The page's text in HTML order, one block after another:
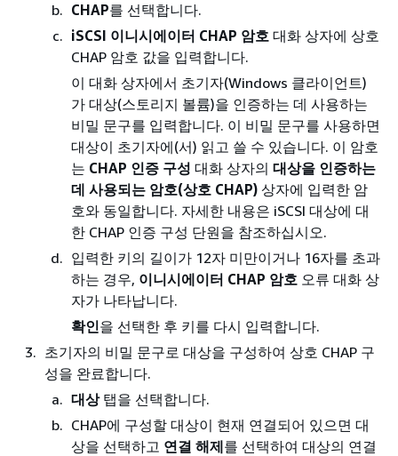
CHAP를 선택합니다.
iSCSI 이니시에이터 CHAP 암호 대화 상자에 상호
CHAP 암호 값을 입력합니다.
이 대화 상자에서 초기자(Windows 클라이언트)
가 대상(스토리지 볼륨)을 인증하는 데 사용하는
비밀 문구를 입력합니다. 이 비밀 문구를 사용하면
대상이 초기자에(서) 읽고 쓸 수 있습니다. 이 암호
는 CHAP 인증 구성 대화 상자의 대상을 인증하는
데 사용되는 암호(상호 CHAP) 상자에 입력한 암
호와 동일합니다. 자세한 내용은 iSCSI 대상에 대
한 CHAP 인증 구성 단원을 참조하십시오.
입력한 키의 길이가 12자 미만이거나 16자를 초과
하는 경우, 이니시에이터 CHAP 암호 오류 대화 상
자가 나타납니다.
확인을 선택한 후 키를 다시 입력합니다.
초기자의 비밀 문구로 대상을 구성하여 상호 CHAP 구
성을 완료합니다.
대상탭을 선택합니다.
CHAP에 구성할 대상이 현재 연결되어 있으면 대
상을 선택하고 연결 해제를 선택하여 대상의 연결